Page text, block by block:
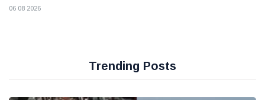
06 08 2026
Trending Posts